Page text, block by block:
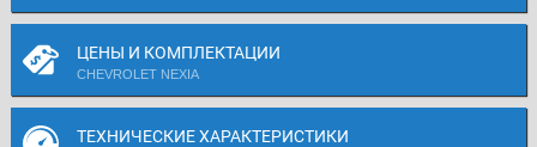
ЦЕНЫ И КОМПЛЕКТАЦИИ
CHEVROLET NEXIA
ТЕХНИЧЕСКИЕ ХАРАКТЕРИСТИКИ